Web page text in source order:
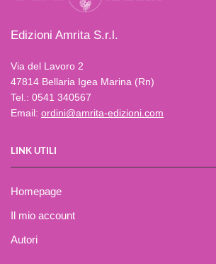
Edizioni Amrita S.r.l.
Via del Lavoro 2
47814 Bellaria Igea Marina (Rn)
Tel.: 0541 340567
Email: ordini@amrita-edizioni.com
LINK UTILI
Homepage
Il mio account
Autori